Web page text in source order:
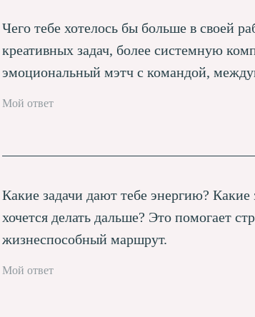
Чего тебе хотелось бы больше в своей
креативных задач, более системную
эмоциональный мэтч с командой,
Какие задачи дают тебе энергию?
хочется делать дальше? Это помогает
жизнеспособный маршрут.